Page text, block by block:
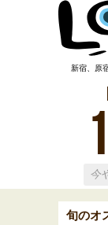
新宿、原
旬のオ